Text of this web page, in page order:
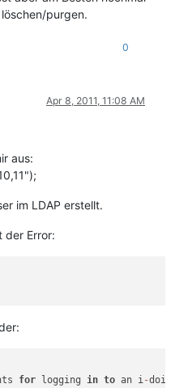
purgen.
0
Apr 8, 2011, 11:08 AM
aus:
im LDAP erstellt.
der Error:
for logging in to an i-doit